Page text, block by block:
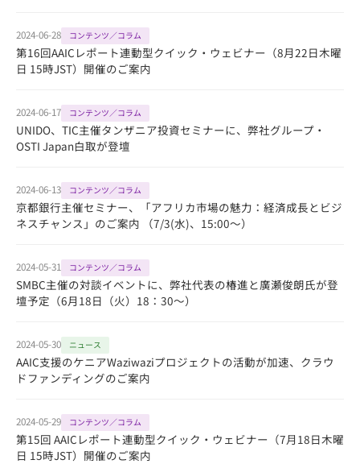
2024-06-28 コンテンツ／コラム
第16回AAICレポート連動型クイック・ウェビナー（8月22日木曜
日 15時JST）開催のご案内
2024-06-17 コンテンツ／コラム
UNIDO、TIC主催タンザニア投資セミナーに、弊社グループ・
OSTI Japan白取が登壇
2024-06-13 コンテンツ／コラム
京都銀行主催セミナー、「アフリカ市場の魅⼒：経済成⻑とビジ
ネスチャンス」のご案内 （7/3(水)、15:00～）
2024-05-31 コンテンツ／コラム
SMBC主催の対談イベントに、弊社代表の椿進と廣瀬俊朗氏が登
壇予定（6月18日（火）18：30～）
2024-05-30 ニュース
AAIC支援のケニアWaziwaziプロジェクトの活動が加速、クラウ
ドファンディングのご案内
2024-05-29 コンテンツ／コラム
第15回 AAICレポート連動型クイック・ウェビナー（7月18日木曜
日 15時JST）開催のご案内